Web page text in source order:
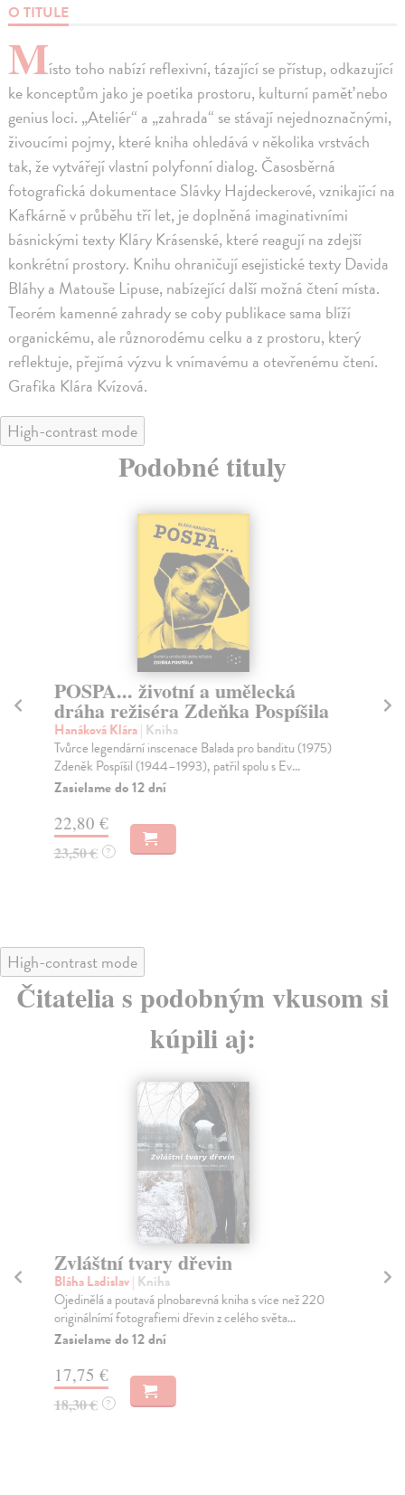
O TITULE
Místo toho nabízí reflexivní, tázající se přístup, odkazující
ke konceptům jako je poetika prostoru, kulturní paměť nebo
genius loci. „Ateliér“ a „zahrada“ se stávají nejednoznačnými,
živoucími pojmy, které kniha ohledává v několika vrstvách
tak, že vytvářejí vlastní polyfonní dialog. Časosběrná
fotografická dokumentace Slávky Hajdeckerové, vznikající na
Kafkárně v průběhu tří let, je doplněná imaginativními
básnickými texty Kláry Krásenské, které reagují na zdejší
konkrétní prostory. Knihu ohraničují esejistické texty Davida
Bláhy a Matouše Lipuse, nabízející další možná čtení místa.
Teorém kamenné zahrady se coby publikace sama blíží
organickému, ale různorodému celku a z prostoru, který
reflektuje, přejímá výzvu k vnímavému a otevřenému čtení.
Grafika Klára Kvízová.
High-contrast mode
Podobné tituly
POSPA... životní a umělecká
dráha režiséra Zdeňka Pospíšila
Hanáková Klára| Kniha
Tvůrce legendární inscenace Balada pro banditu (1975)
Zdeněk Pospíšil (1944–1993), patřil spolu s Ev...
Zasielame do 12 dní
22,80 €
23,50 € ?
High-contrast mode
Čitatelia s podobným vkusom si
kúpili aj:
Zvláštní tvary dřevin
Bláha Ladislav| Kniha
Ojedinělá a poutavá plnobarevná kniha s více než 220
originálnímí fotografiemi dřevin z celého světa...
Zasielame do 12 dní
17,75 €
18,30 € ?